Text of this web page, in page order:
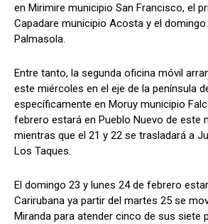
en Mirimire municipio San Francisco, el
Capadare municipio Acosta y el
Palmasola.
Entre tanto, la segunda oficina móvil
este miércoles en el eje de la península
específicamente en Moruy municipio
febrero estará en Pueblo Nuevo de este
mientras que el 21 y 22 se trasladará a
Los Taques.
El domingo 23 y lunes 24 de febrero
Carirubana ya partir del martes 25 se
Miranda para atender cinco de sus siete